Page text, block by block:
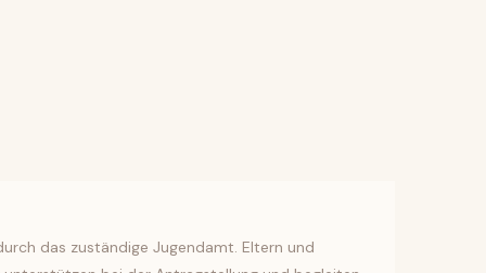
das zuständige Jugendamt. Eltern und